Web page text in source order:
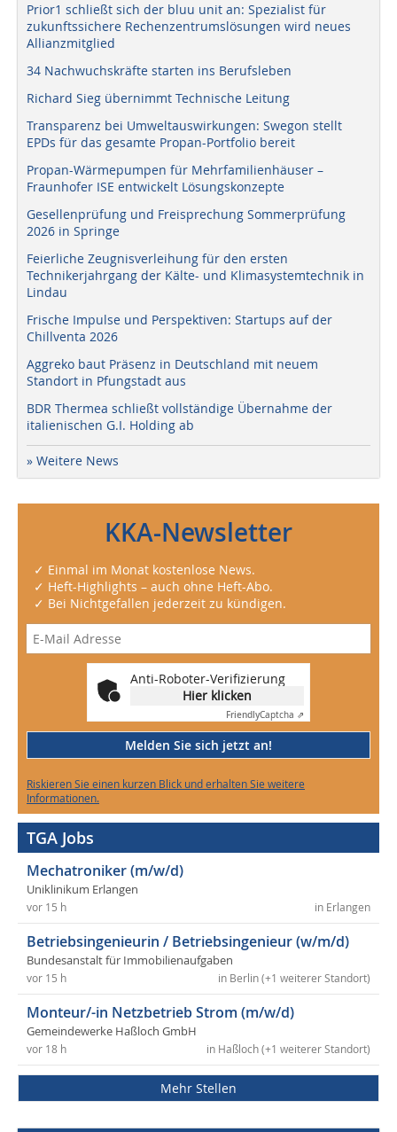
Prior1 schließt sich der bluu unit an: Spezialist für
zukunftssichere Rechenzentrumslösungen wird neues
Allianzmitglied
34 Nachwuchskräfte starten ins Berufsleben
Richard Sieg übernimmt Technische Leitung
Transparenz bei Umweltauswirkungen: Swegon stellt
EPDs für das gesamte Propan-Portfolio bereit
Propan-Wärmepumpen für Mehrfamilienhäuser –
Fraunhofer ISE entwickelt Lösungskonzepte
Gesellenprüfung und Freisprechung Sommerprüfung
2026 in Springe
Feierliche Zeugnisverleihung für den ersten
Technikerjahrgang der Kälte- und Klimasystemtechnik in
Lindau
Frische Impulse und Perspektiven: Startups auf der
Chillventa 2026
Aggreko baut Präsenz in Deutschland mit neuem
Standort in Pfungstadt aus
BDR Thermea schließt vollständige Übernahme der
italienischen G.I. Holding ab
» Weitere News
KKA-Newsletter
✓ Einmal im Monat kostenlose News.
✓ Heft-Highlights – auch ohne Heft-Abo.
✓ Bei Nichtgefallen jederzeit zu kündigen.
Anti-Roboter-Verifizierung
Hier klicken
FriendlyCaptcha ⇗
Melden Sie sich jetzt an!
Riskieren Sie einen kurzen Blick und erhalten Sie weitere
Informationen.
TGA Jobs
Mechatroniker (m/w/d)
Uniklinikum Erlangen
in Erlangen
vor 15 h
Betriebsingenieurin / Betriebsingenieur (w/m/d)
Bundesanstalt für Immobilienaufgaben
in Berlin (+1 weiterer Standort)
vor 15 h
Monteur/-in Netzbetrieb Strom (m/w/d)
Gemeindewerke Haßloch GmbH
in Haßloch (+1 weiterer Standort)
vor 18 h
Mehr Stellen